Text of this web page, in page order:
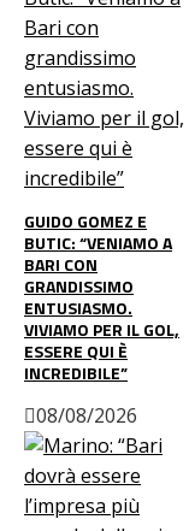
GUIDO GOMEZ E
BUTIC: “VENIAMO A
BARI CON
GRANDISSIMO
ENTUSIASMO.
VIVIAMO PER IL GOL,
ESSERE QUI È
INCREDIBILE”
08/08/2026